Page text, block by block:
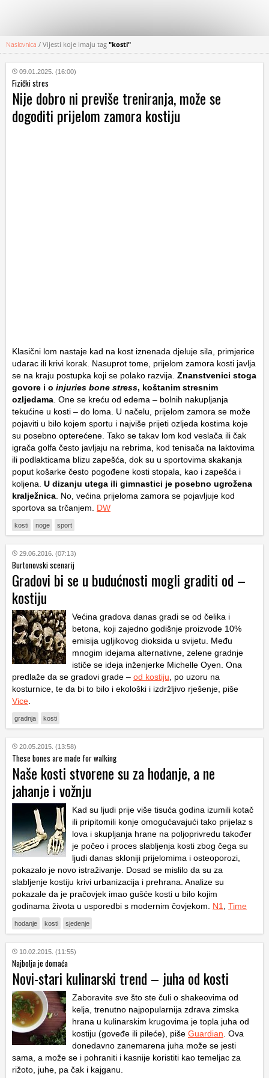
KATEGORIJE
HRVATSKI
WEB
Naslovnica / Vijesti koje imaju tag "kosti"
09.01.2025. (16:00)
Fizički stres
Nije dobro ni previše treniranja, može se
dogoditi prijelom zamora kostiju
Klasični lom nastaje kad na kost iznenada djeluje sila, primjerice
udarac ili krivi korak. Nasuprot tome, prijelom zamora kosti javlja
se na kraju postupka koji se polako razvija. Znanstvenici stoga
govore i o injuries bone stress, koštanim stresnim
ozljedama . One se kreću od edema – bolnih nakupljanja
tekućine u kosti – do loma. U načelu, prijelom zamora se može
pojaviti u bilo kojem sportu i najviše prijeti ozljeda kostima koje
su posebno opterećene. Tako se takav lom kod veslača ili čak
igrača golfa često javljaju na rebrima, kod tenisača na laktovima
ili podlakticama blizu zapešća, dok su u sportovima skakanja
poput košarke često pogođene kosti stopala, kao i zapešća i
koljena. U dizanju utega ili gimnastici je posebno ugrožena
kralježnica . No, većina prijeloma zamora se pojavljuje kod
sportova sa trčanjem. DW
kosti noge sport
29.06.2016. (07:13)
Burtonovski scenarij
Gradovi bi se u budućnosti mogli graditi od –
kostiju
Većina gradova danas gradi se od čelika i
betona, koji zajedno godišnje proizvode 10%
emisija ugljikovog dioksida u svijetu. Među
mnogim idejama alternativne, zelene gradnje
ističe se ideja inženjerke Michelle Oyen. Ona
predlaže da se gradovi grade – od kostiju , po uzoru na
kosturnice, te da bi to bilo i ekološki i izdržljivo rješenje, piše
Vice
gradnja kosti
20.05.2015. (13:58)
These bones are made for walking
Naše kosti stvorene su za hodanje, a ne
jahanje i vožnju
Kad su ljudi prije više tisuća godina izumili kotač
ili pripitomili konje omogućavajući tako prijelaz s
lova i skupljanja hrane na poljoprivredu također
je počeo i proces slabljenja kosti zbog čega su
ljudi danas skloniji prijelomima i osteoporozi,
pokazalo je novo istraživanje. Dosad se mislilo da su za
slabljenje kostiju krivi urbanizacija i prehrana. Analize su
pokazale da je pračovjek imao gušće kosti u bilo kojim
godinama života u usporedbi s modernim čovjekom. N1 Time
hodanje kosti sjedenje
10.02.2015. (11:55)
Najbolja je domaća
Novi-stari kulinarski trend – juha od kosti
Zaboravite sve što ste čuli o shakeovima od
kelja, trenutno najpopularnija zdrava zimska
hrana u kulinarskim krugovima je topla juha od
kostiju (goveđe ili pileće), piše Guardian . Ova
donedavno zanemarena juha može se jesti
sama, a može se i pohraniti i kasnije koristiti kao temeljac za
rižoto, juhe, pa čak i kajganu.